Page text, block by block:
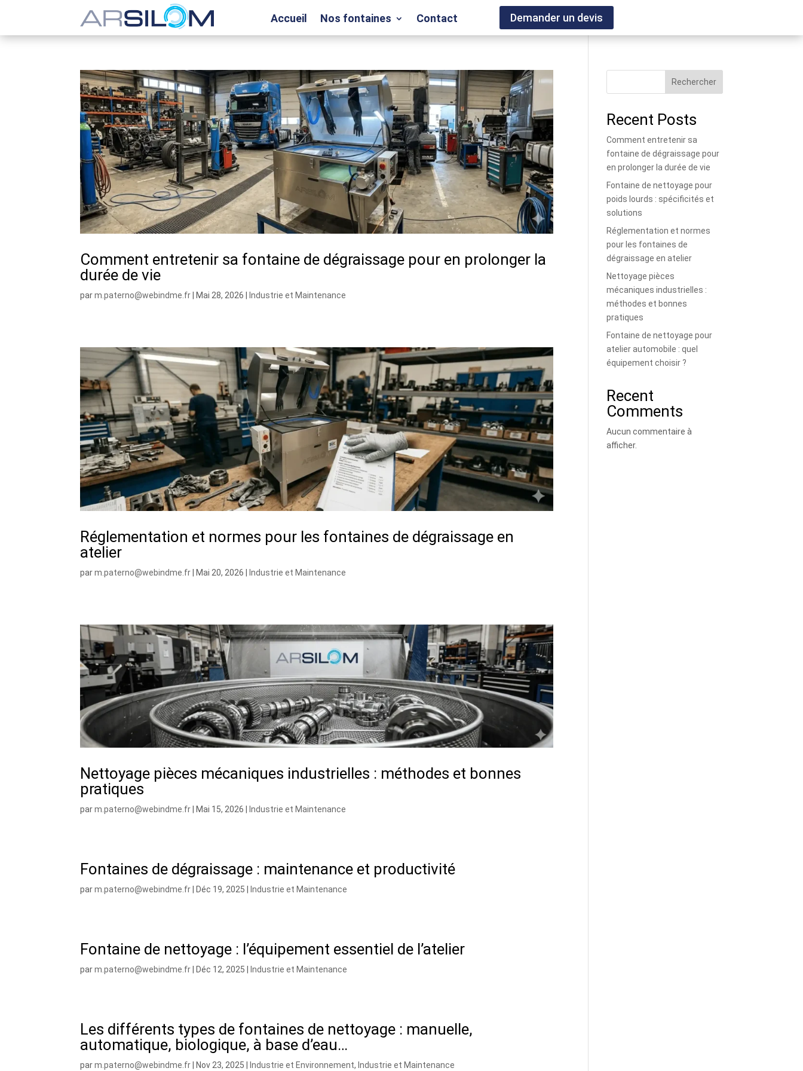
Accueil Nos fontaines Contact Demander un devis
Comment entretenir sa fontaine de dégraissage pour en prolonger la
durée de vie
parm.paterno@webindme.fr Mai 28, 2026 Industrie et Maintenance
Réglementation et normes pour les fontaines de dégraissage en
atelier
parm.paterno@webindme.fr Mai 20, 2026 Industrie et Maintenance
Nettoyage pièces mécaniques industrielles : méthodes et bonnes
pratiques
parm.paterno@webindme.fr Mai 15, 2026 Industrie et Maintenance
Fontaines de dégraissage : maintenance et productivité
parm.paterno@webindme.fr Déc 19, 2025 Industrie et Maintenance
Fontaine de nettoyage : l’équipement essentiel de l’atelier
parm.paterno@webindme.fr Déc 12, 2025 Industrie et Maintenance
Les différents types de fontaines de nettoyage : manuelle,
automatique, biologique, à base d’eau…
parm.paterno@webindme.fr Nov 23, 2025 Industrie et Environnement, Industrie et Maintenance
Rechercher
Recent Posts
Comment entretenir sa
fontaine de dégraissage pour
en prolonger la durée de vie
Fontaine de nettoyage pour
poids lourds : spécificités et
solutions
Réglementation et normes
pour les fontaines de
dégraissage en atelier
Nettoyage pièces
mécaniques industrielles :
méthodes et bonnes
pratiques
Fontaine de nettoyage pour
atelier automobile : quel
équipement choisir ?
Recent
Comments
Aucun commentaire à
afficher.